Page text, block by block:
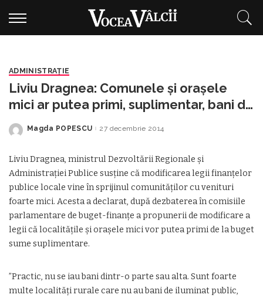
ADMINISTRAŢIE
Liviu Dragnea: Comunele şi oraşele
mici ar putea primi, suplimentar, bani de
la buget
Posted
Magda POPESCU 27 decembrie 2014
Liviu Dragnea, ministrul Dezvoltării Regionale şi
Administraţiei Publice susţine că modificarea legii finanţelor
publice locale vine în sprijinul comunităţilor cu venituri
foarte mici. Acesta a declarat, după dezbaterea în comisiile
parlamentare de buget-finanţe a propunerii de modificare a
legii că localităţile şi oraşele mici vor putea primi de la buget
sume suplimentare.
”Practic, nu se iau bani dintr-o parte sau alta. Sunt foarte
multe localităţi rurale care nu au bani de iluminat public,